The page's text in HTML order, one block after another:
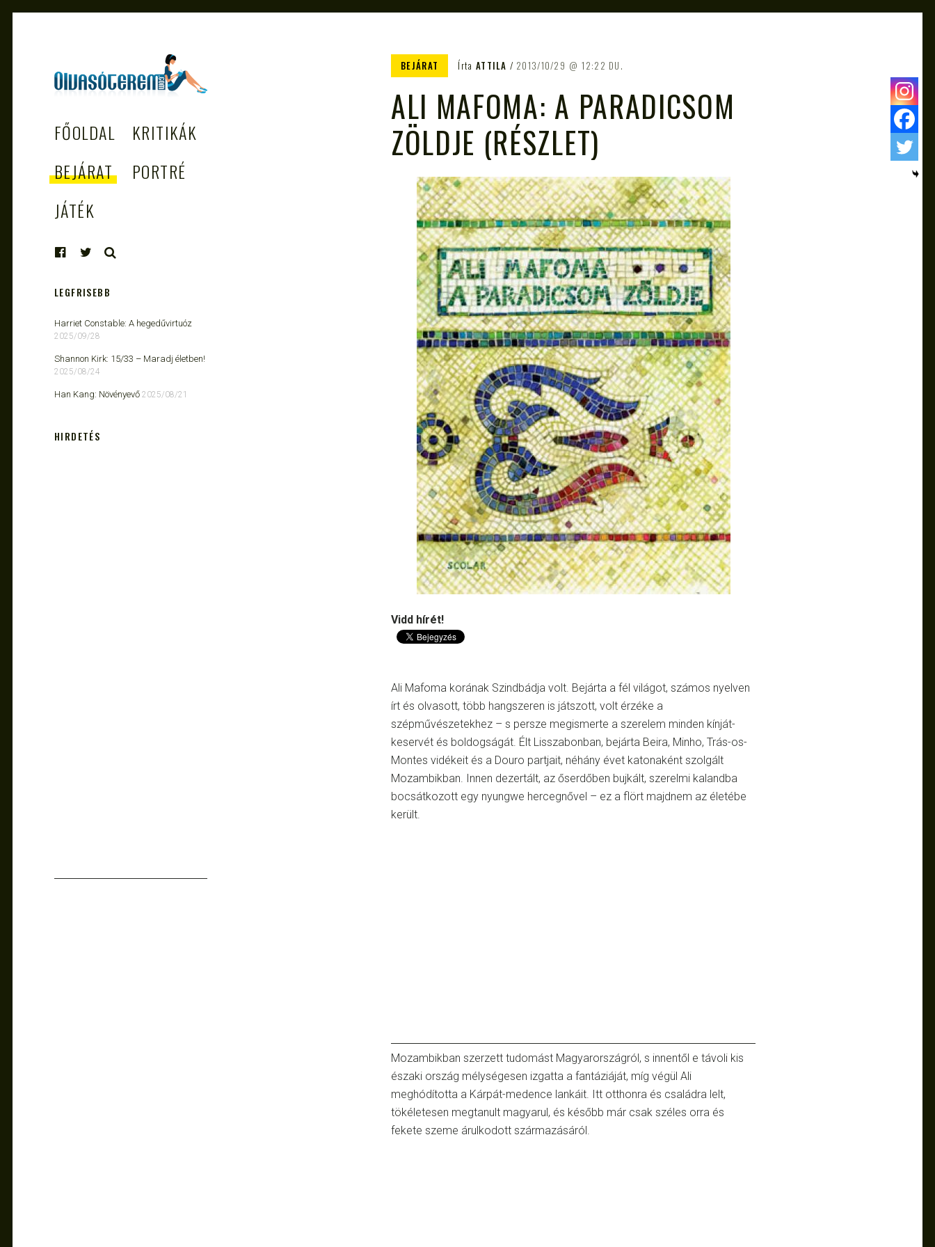
– AZ EGÉSZSÉGES
OLVASÁS
TÁMOGATÓJA
FŐOLDAL
KRITIKÁK
BEJÁRAT
PORTRÉ
JÁTÉK
BEJÁRAT Írta ATTILA 2013/10/29 12:22 DU.
ALI MAFOMA: A PARADICSOM
ZÖLDJE (RÉSZLET)
Vidd hírét!
Ali Mafoma korának Szindbádja volt. Bejárta a fél világot, számos nyelven
írt és olvasott, több hangszeren is játszott, volt érzéke a
szépművészetekhez – s persze megismerte a szerelem minden kínját-
keservét és boldogságát. Élt Lisszabonban, bejárta Beira, Minho, Trás-os-
Montes vidékeit és a Douro partjait, néhány évet katonaként szolgált
Mozambikban. Innen dezertált, az őserdőben bujkált, szerelmi kalandba
bocsátkozott egy nyungwe hercegnővel – ez a flört majdnem az életébe
került.
Mozambikban szerzett tudomást Magyarországról, s innentől e távoli kis
északi ország mélységesen izgatta a fantáziáját, míg végül Ali
meghódította a Kárpát-medence lankáit. Itt otthonra és családra lelt,
tökéletesen megtanult magyarul, és később már csak széles orra és
fekete szeme árulkodott származásáról.
LEGFRISEBB
Harriet Constable: A hegedűvirtuóz
2025/09/28
Shannon Kirk: 15/33 ​– Maradj életben!
2025/08/24
Han Kang: Növényevő 2025/08/21
HIRDETÉS